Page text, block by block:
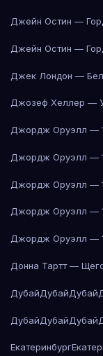
Джейн Остин —
Джейн Остин —
Джек Лондон —
Джозеф Хеллер —
Джордж Оруэлл —
Джордж Оруэлл —
Джордж Оруэлл —
Джордж Оруэлл —
Джордж Оруэлл —
Донна Тартт —
ДубайДубайДубай
ДубайДубайДубай
Екатеринбург